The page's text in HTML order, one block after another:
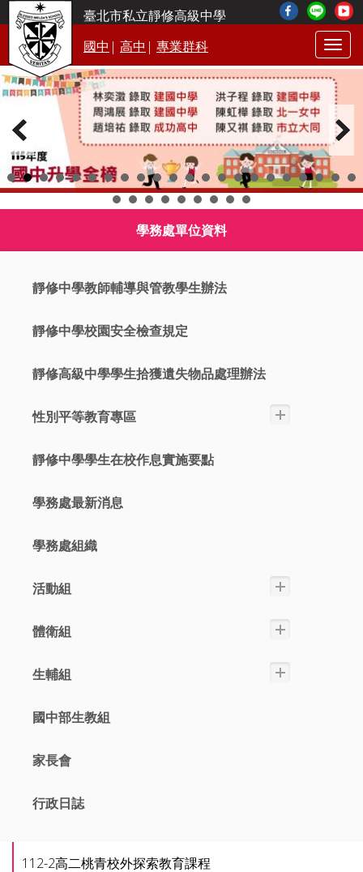
臺北市私立靜修高級中學
國中 | 高中 | 專業群科
學務處單位資料
靜修中學教師輔導與管教學生辦法
靜修中學校園安全檢查規定
靜修高級中學學生拾獲遺失物品處理辦法
性別平等教育專區
靜修中學學生在校作息實施要點
學務處最新消息
學務處組織
活動組
體衛組
生輔組
國中部生教組
家長會
行政日誌
112-2高二桃青校外探索教育課程